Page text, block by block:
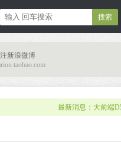
新浪微博
最新消息：大前端